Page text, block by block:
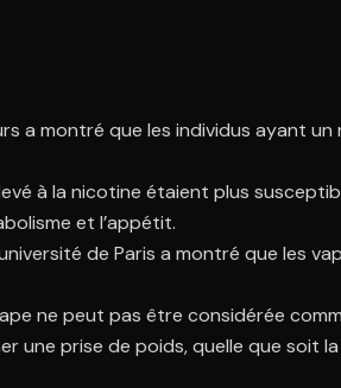
a montré que les individus ayant un
à la nicotine étaient plus
et l’appétit.
de Paris a montré que les
ne peut pas être considérée
une prise de poids, quelle que soit